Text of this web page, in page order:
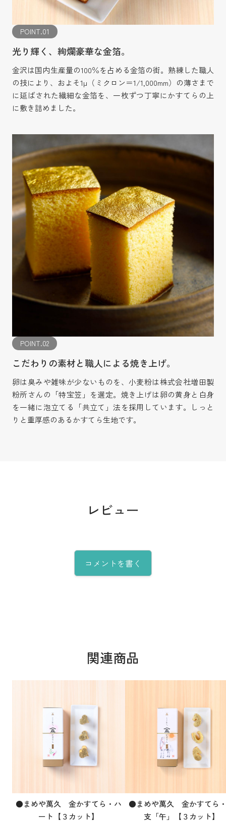
POINT.01
光り輝く、絢爛豪華な金箔。
金沢は国内生産量の100％を占める金箔の街。熟練した職人
の技により、およそ1µ（ミクロン＝1/1,000mm）の薄さまで
に延ばされた繊細な金箔を、一枚ずつ丁寧にかすてらの上
に敷き詰めました。
POINT.02
こだわりの素材と職人による焼き上げ。
卵は臭みや雑味が少ないものを、小麦粉は株式会社増田製
粉所さんの「特宝笠」を選定。焼き上げは卵の黄身と白身
を一緒に泡立てる「共立て」法を採用しています。しっと
りと重厚感のあるかすてら生地です。
レビュー
コメントを書く
関連商品
●まめや萬久 金かすてら・ハ
ート【３カット】
●まめや萬久 金かすてら
支「午」【３カット】